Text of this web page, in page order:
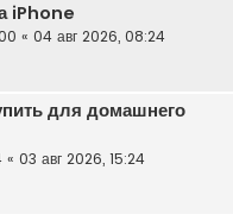
iPhone
« 04 авг 2026, 08:24
для домашнего
« 03 авг 2026, 15:24